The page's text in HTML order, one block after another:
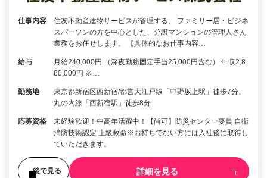
仕事内容
住友不動産建物サービスが管理する、 ファミリー層・ビジネ
スパーソンの方を中心とした、分譲マンションの管理人さん
業務をお任せします。 【具体的なお仕事内容…
給与
月給240,000円 （深夜勤務固定手当25,000円含む） 年収2,8
80,000円 ※…
勤務地
東京都新宿区西新宿/都営大江戸線「中野坂上駅」徒歩7分、
丸の内線「西新宿駅」徒歩8分
応募資格
未経験歓迎！中高年活躍中！【尚可】防災センター要員 自衛
消防技術認定 上級救命※お持ちでない方には入社後に取得し
ていただきます。
後で見る 詳細を見る